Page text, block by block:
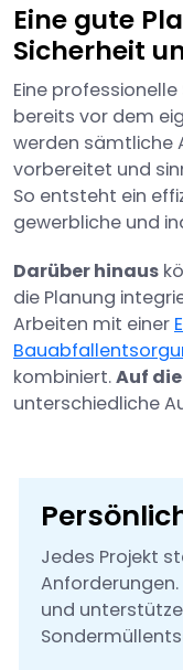
Eine gute
Sicherheit
Eine
bereits vor dem
werden sämtliche
vorbereitet und
So entsteht ein
gewerbliche und
Darüber hinaus
die Planung
Arbeiten mit einer
kombiniert.Auf
unterschiedliche
Jedes Projekt
Anforderungen.
und